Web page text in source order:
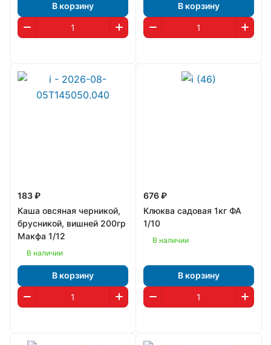
В корзину В корзину
183 ₽
Каша овсяная черникой,
брусникой, вишней 200гр
Макфа 1/12
В наличии
В корзину
676 ₽
Клюква садовая 1кг ФА
1/10
В наличии
В корзину